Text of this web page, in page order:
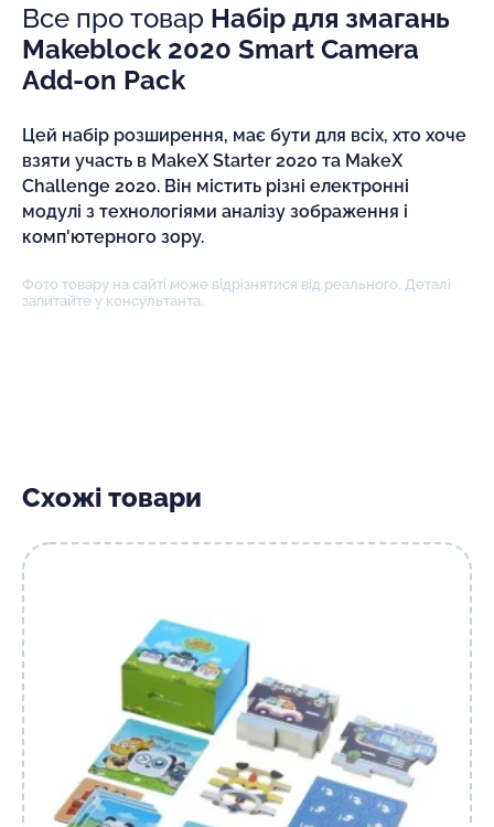
Все про товар Набір для змагань
Makeblock 2020 Smart Camera
Add-on Pack
Цей набір розширення, має бути для всіх, хто хоче
взяти участь в MakeX Starter 2020 та MakeX
Challenge 2020. Він містить різні електронні
модулі з технологіями аналізу зображення і
комп'ютерного зору.
Фото товару на сайті може відрізнятися від реального. Деталі
запитайте у консультанта.
Схожі товари